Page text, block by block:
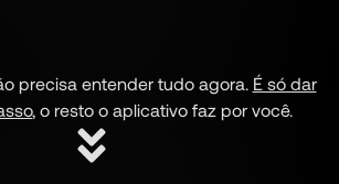
precisa entender tudo agora. É só dar
, o resto o aplicativo faz por você.